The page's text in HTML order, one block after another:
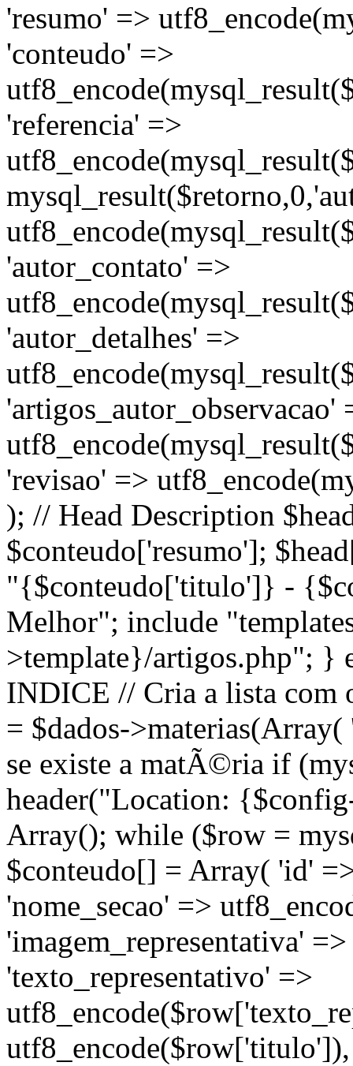
'resumo' =>
'conteudo' =>
'referencia' =>
'autor_contato' =>
'autor_detalhes' =>
'artigos_autor_observacao'
'revisao' =>
); // Head Description
$conteudo['resumo'];
"{$conteudo['titulo']} -
Melhor"; include
>template}/artigos.php";
INDICE // Cria a lista com
= $dados-
se existe a matÃ©ria if
header("Location:
Array(); while ($row =
$conteudo[] = Array( 'id'
'nome_secao' =>
'imagem_representativa'
'texto_representativo' =>